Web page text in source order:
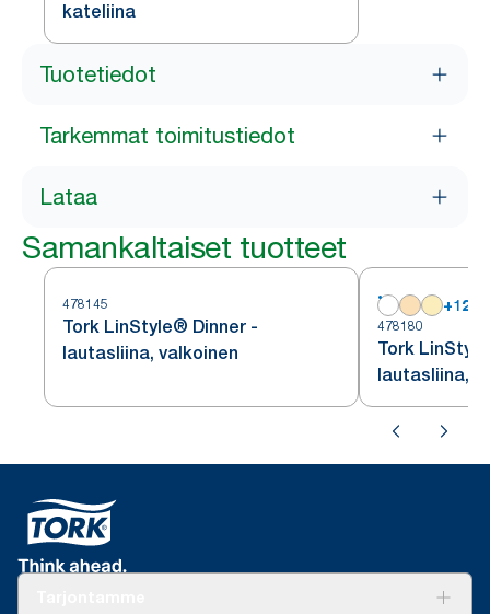
kateliina
Tuotetiedot
Tarkemmat toimitustiedot
Lataa
Samankaltaiset tuotteet
478145
Tork LinStyle® Dinner -
lautasliina, valkoinen
+12
478180
Tork
lautasliina,